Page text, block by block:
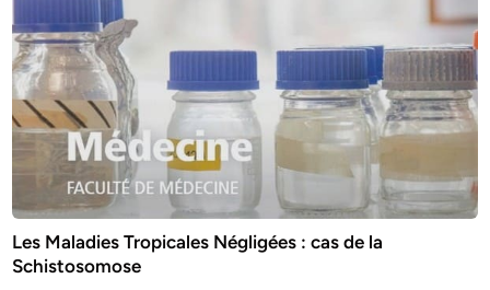
Les Maladies Tropicales Négligées : cas de la
Schistosomose